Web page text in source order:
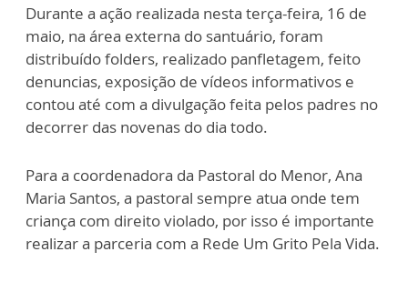
Durante a ação realizada nesta terça-feira, 16 de
maio, na área externa do santuário, foram
distribuído folders, realizado panfletagem, feito
denuncias, exposição de vídeos informativos e
contou até com a divulgação feita pelos padres no
decorrer das novenas do dia todo.
Para a coordenadora da Pastoral do Menor, Ana
Maria Santos, a pastoral sempre atua onde tem
criança com direito violado, por isso é importante
realizar a parceria com a Rede Um Grito Pela Vida.